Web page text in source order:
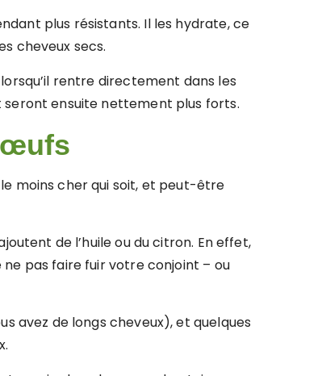
plus résistants. Il les hydrate, ce
cheveux secs.
rentre directement dans les
seront ensuite nettement plus forts.
œufs
moins cher qui soit, et peut-être
de l’huile ou du citron. En effet,
pas faire fuir votre conjoint – ou
avez de longs cheveux), et quelques